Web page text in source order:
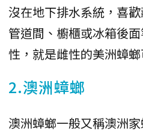
沒在地下排水系統，喜
管道間、櫥櫃或冰箱後
性，就是雌性的美洲蟑
2.澳洲蟑螂
澳洲蟑螂一般又稱澳洲